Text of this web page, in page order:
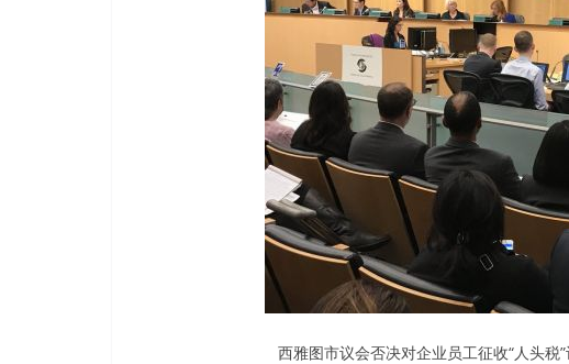
西雅图市议会否决对企业员工征收“人头税